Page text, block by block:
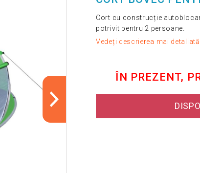
Cort cu construcție
potrivit pentru 2 persoane.
Vedeți descrierea mai detaliată
ÎN PREZENT,